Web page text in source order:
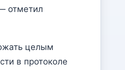
отметил
целым
в протоколе